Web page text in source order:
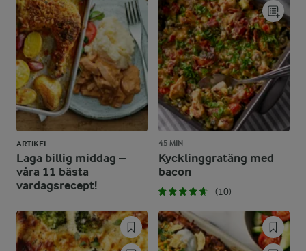
ARTIKEL
Laga billig middag –
våra 11 bästa
vardagsrecept!
45 MIN
Kycklinggratäng med
bacon
(10)